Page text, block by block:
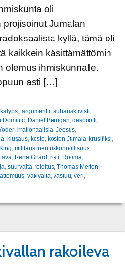
oli
Jumalan
kyllä, tämä oli
kaikkein käsittämättömin
olemus ihmiskunnalle.
asti […]
argumentti auhanaktivisti
Dominic Daniel Berrigan despootti
irrationaalisia Jeesus
kiusaus kosto koston Jumala krusifiksi
militaristinen uskonnollisuus
Rene Girard risti Rooma
suurvalta teloitus Thomas Merton
väkivalta vastuu veri
rakoileva